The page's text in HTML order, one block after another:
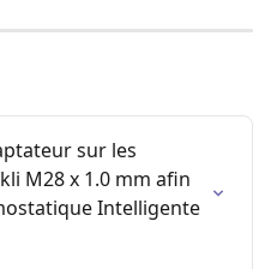
sur les
M28 x 1.0 mm afin
Intelligente